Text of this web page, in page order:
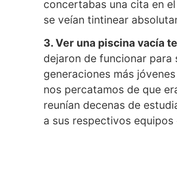
concertabas una cita en
se veían tintinear
3. Ver una piscina vacía
dejaron de funcionar
generaciones más
nos percatamos de que
reunían decenas de
a sus respectivos equipos